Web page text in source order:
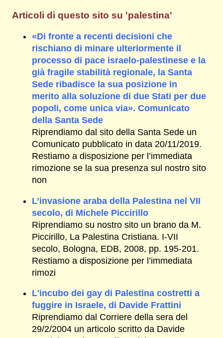
Articoli di questo sito su 'palestina'
«Di fronte a recenti decisioni che
rischiano di minare ulteriormente il
processo di pace israelo-palestinese e la
già fragile stabilità regionale, la Santa
Sede ribadisce la sua posizione in
merito alla soluzione di due Stati per due
popoli, come unica via». Comunicato
della Santa Sede
Riprendiamo dal sito della Santa Sede un
Comunicato pubblicato in data 20/11/2019.
Restiamo a disposizione per l’immediata
rimozione se la sua presenza sul nostro sito
non
L’invasione araba della Palestina nel VII
secolo, di Michele Piccirillo
Riprendiamo su nostro sito un brano da M.
Piccirillo, La Palestina Cristiana. I-VII
secolo, Bologna, EDB, 2008, pp. 195-201.
Restiamo a disposizione per l’immediata
rimozi
L'incubo dei gay di Palestina costretti a
fuggire in Israele, di Davide Frattini
Riprendiamo dal Corriere della sera del
29/2/2004 un articolo scritto da Davide